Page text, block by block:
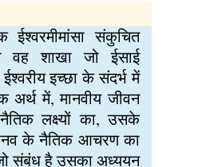
ईश्वरमीमांसा संकुचित
वह शाखा जो ईसाई
इच्छा के संदर्भ में
अर्थ में, मानवीय जीवन
लक्ष्यों का, उसके
के नैतिक आचरण का
संबंध है उसका अध्ययन